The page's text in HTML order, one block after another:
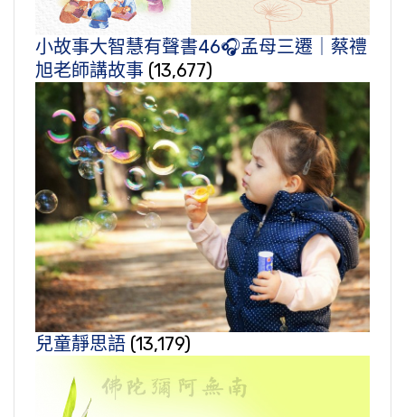
小故事大智慧有聲書46🎧孟母三遷｜蔡禮
旭老師講故事 (13,677)
兒童靜思語 (13,179)